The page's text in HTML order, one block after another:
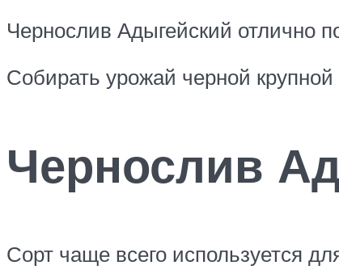
Чернослив Адыгейский отлично
Собирать урожай черной
Чернослив
Сорт чаще всего используется